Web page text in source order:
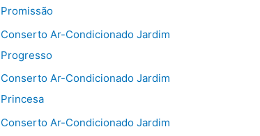
Promissão
Conserto Ar-Condicionado Jardim
Progresso
Conserto Ar-Condicionado Jardim
Princesa
Conserto Ar-Condicionado Jardim